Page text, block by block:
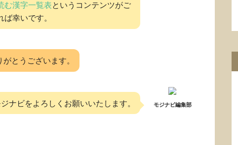
む漢字一覧表というコンテンツがご
幸いです。
とうございます。
ナビをよろしくお願いいたします。 モジナビ編集部